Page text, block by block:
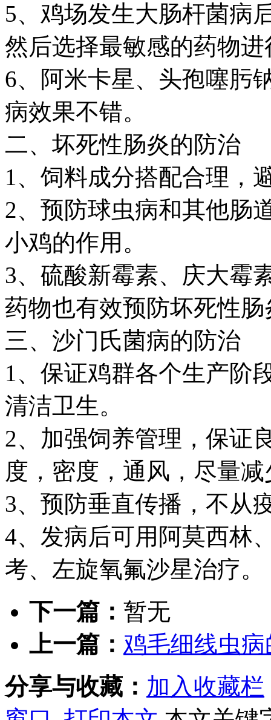
5、鸡场发生大肠杆菌病
然后选择最敏感的药物
6、阿米卡星、头孢噻肟
病效果不错。
二、坏死性肠炎的防治
1、饲料成分搭配合理，
2、预防球虫病和其他肠
小鸡的作用。
3、硫酸新霉素、庆大霉
药物也有效预防坏死性
三、沙门氏菌病的防治
1、保证鸡群各个生产阶
清洁卫生。
2、加强饲养管理，保证
度，密度，通风，尽量
3、预防垂直传播，不从
4、发病后可用阿莫西林
考、左旋氧氟沙星治疗。
下一篇： 暂无
上一篇： 鸡毛细线虫
分享与收藏： 加入收藏栏